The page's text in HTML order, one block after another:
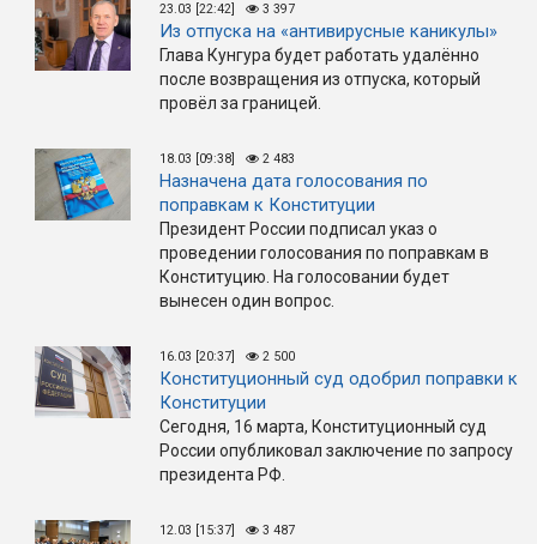
23.03 [22:42] 3 397
Из отпуска на «антивирусные каникулы»
Глава Кунгура будет работать удалённо
после возвращения из отпуска, который
провёл за границей.
18.03 [09:38] 2 483
Назначена дата голосования по
поправкам к Конституции
Президент России подписал указ о
проведении голосования по поправкам в
Конституцию. На голосовании будет
вынесен один вопрос.
16.03 [20:37] 2 500
Конституционный суд одобрил поправки к
Конституции
Сегодня, 16 марта, Конституционный суд
России опубликовал заключение по запросу
президента РФ.
12.03 [15:37] 3 487